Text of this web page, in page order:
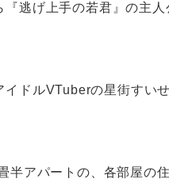
逃げ上手の若君』の主
ドルVTuberの星街すい
半アパートの、各部屋の